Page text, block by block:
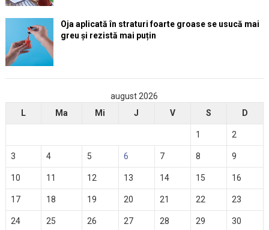
Oja aplicată în straturi foarte groase se usucă mai
greu și rezistă mai puțin
august 2026
L
Ma Mi J V S D
1 2
3 4 5 6 7 8 9
10 11 12 13 14 15 16
17 18 19 20 21 22 23
24 25 26 27 28 29 30